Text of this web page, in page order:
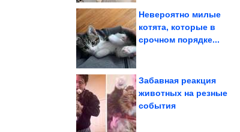
Невероятно милые
котята, которые в
срочном порядке...
Забавная реакция
животных на резные
события